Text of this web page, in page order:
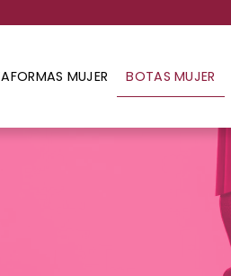
MUJER BOTAS MUJER